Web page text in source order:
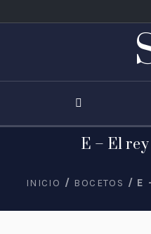
E – El
INICIO / BOCETOS / E